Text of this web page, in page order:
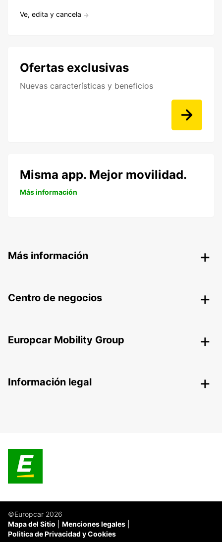
Ve, edita y cancela
Ofertas exclusivas
Nuevas características y beneficios
Misma app. Mejor movilidad.
Más información
Más información
Centro de negocios
Europcar Mobility Group
Información legal
©Europcar 2026
Mapa del Sitio
Menciones legales
Politica de Privacidad y Cookies